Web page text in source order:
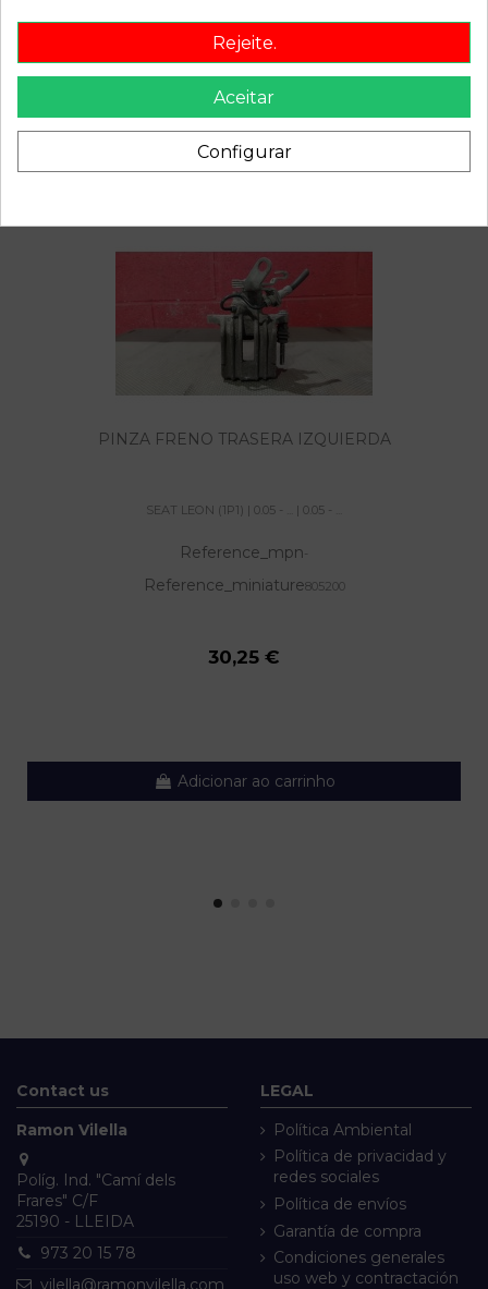
Descrição
Recambio de centralita cierre para seat leon (1p1) | 0.05 - ... |
0.05 - ... referencia OEM IAM 1K0959433AK
PINZA FRENO TRASERA IZQUIERDA
SEAT LEON (1P1) | 0.05 - ... | 0.05 - ...
Reference_mpn-
Reference_miniature805200
30,25 €
Adicionar ao carrinho
Contact us
Ramon Vilella
Políg. Ind. "Camí dels
Frares" C/F
25190 - LLEIDA
973 20 15 78
vilella@ramonvilella.com
LEGAL
Política Ambiental
Política de privacidad y
redes sociales
Política de envíos
Garantía de compra
Condiciones generales
uso web y contractación
Rejeite.
Aceitar
Configurar